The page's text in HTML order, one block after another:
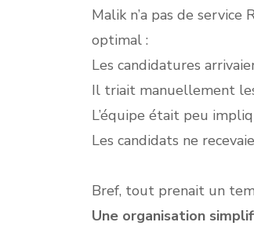
Malik n’a pas de
optimal :
Les candidatures
Il triait manuellement
L’équipe était peu
Les candidats ne
Bref, tout prenait un
Une organisation